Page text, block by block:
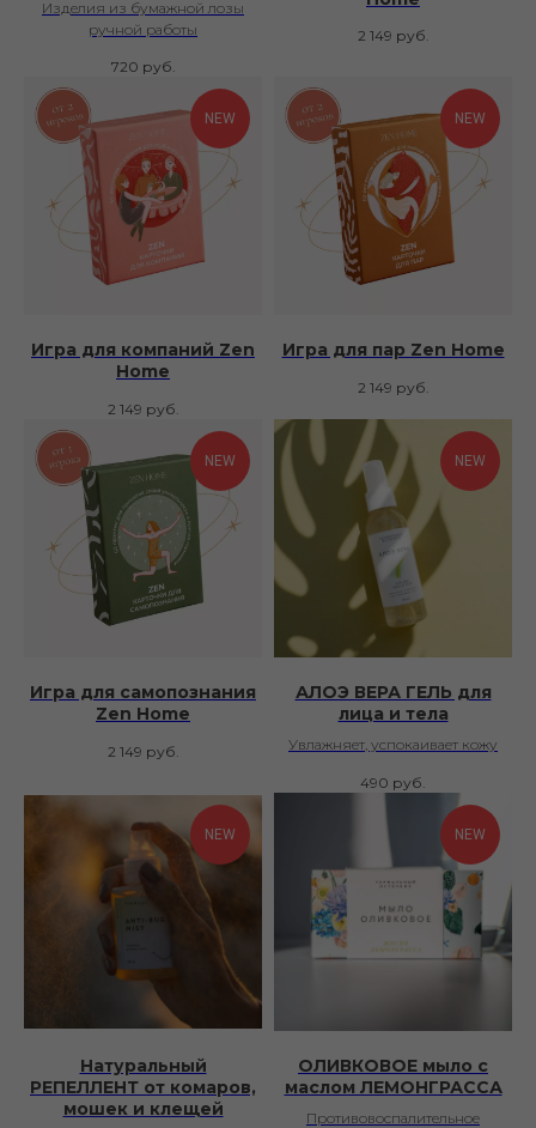
Изделия из бумажной лозы
ручной работы
720 руб.
2 149 руб.
NEW
Игра для компаний Zen
Home
2 149 руб.
NEW
Игра для пар Zen Home
2 149 руб.
NEW
Игра для самопознания
Zen Home
2 149 руб.
NEW
АЛОЭ ВЕРА ГЕЛЬ для
лица и тела
Увлажняет, успокаивает кожу
490 руб.
NEW
Натуральный
РЕПЕЛЛЕНТ от комаров,
мошек и клещей
NEW
ОЛИВКОВОЕ мыло с
маслом ЛЕМОНГРАССА
Противовоспалительное